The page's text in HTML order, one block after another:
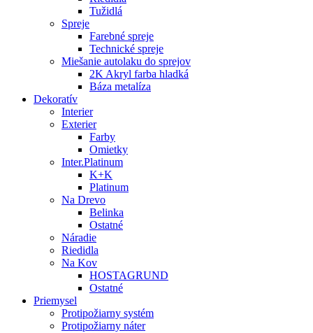
Tužidlá
Spreje
Farebné spreje
Technické spreje
Miešanie autolaku do sprejov
2K Akryl farba hladká
Báza metalíza
Dekoratív
Interier
Exterier
Farby
Omietky
Inter.Platinum
K+K
Platinum
Na Drevo
Belinka
Ostatné
Náradie
Riedidla
Na Kov
HOSTAGRUND
Ostatné
Priemysel
Protipožiarny systém
Protipožiarny náter